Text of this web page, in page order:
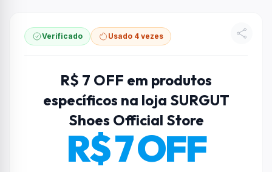
Verificado Usado 4 vezes
R$ 7 OFF em produtos
específicos na loja SURGUT
Shoes Official Store
R$ 7 OFF